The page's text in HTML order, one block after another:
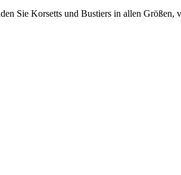
Sie Korsetts und Bustiers in allen Größen,